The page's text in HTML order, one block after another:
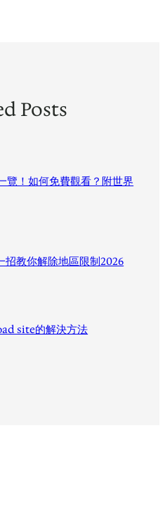
Posts
覽！如何免費觀看？附世界
招教你解除地區限制2026
site的解決方法